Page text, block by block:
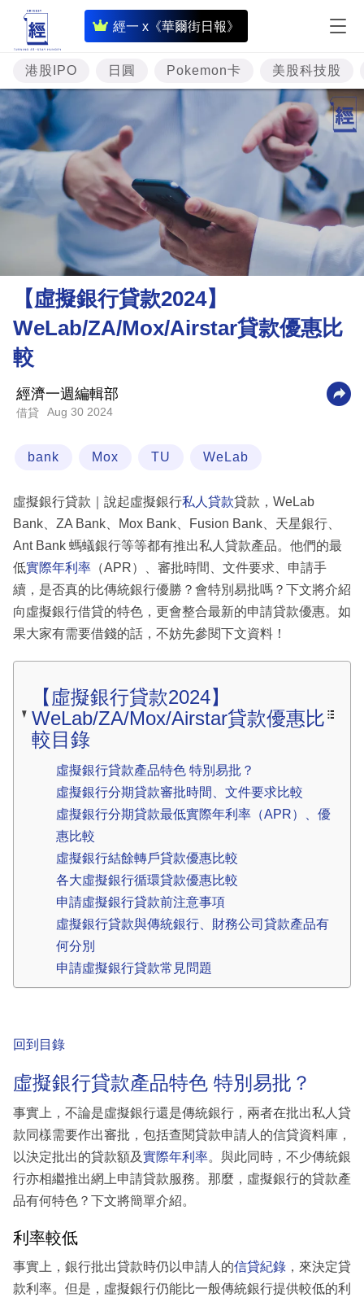
經一 x《華爾街日報》
即
時
財
經
題
投
資
樓
市
理
財
商
科
技
場
生
活
時
事
專
區
港股IPO 日圓 Pokemon卡 美股科技股
【虛擬銀行貸款2024】
WeLab/ZA/Mox/Airstar貸款優惠比
較
經濟一週編輯部
借貸 Aug 30 2024
bank Mox TU WeLab
虛擬銀行貸款｜說起虛擬銀行私人貸款貸款，WeLab
Bank、ZA Bank、Mox Bank、Fusion Bank、天星銀行、
Ant Bank 螞蟻銀行等等都有推出私人貸款產品。他們的最
低實際年利率 （APR）、審批時間、文件要求、申請手
續，是否真的比傳統銀行優勝？會特別易批嗎？下文將介紹
向虛擬銀行借貸的特色，更會整合最新的申請貸款優惠。如
果大家有需要借錢的話，不妨先參閱下文資料！
【虛擬銀行貸款2024】
WeLab/ZA/Mox/Airstar貸款優惠比
較目錄
虛擬銀行貸款產品特色 特別易批？
虛擬銀行分期貸款審批時間、文件要求比較
虛擬銀行分期貸款最低實際年利率（APR）、優
惠比較
虛擬銀行結餘轉戶貸款優惠比較
各大虛擬銀行循環貸款優惠比較
申請虛擬銀行貸款前注意事項
虛擬銀行貸款與傳統銀行、財務公司貸款產品有
何分別
申請虛擬銀行貸款常見問題
回到目錄
虛擬銀行貸款產品特色 特別易批？
事實上，不論是虛擬銀行還是傳統銀行，兩者在批出私人貸
款同樣需要作出審批，包括查閱貸款申請人的信貸資料庫，
以決定批出的貸款額及實際年利率。與此同時，不少傳統銀
行亦相繼推出網上申請貸款服務。那麼，虛擬銀行的貸款產
品有何特色？下文將簡單介紹。
利率較低
事實上，銀行批出貸款時仍以申請人的信貸紀錄 ，來決定貸
款利率。但是，虛擬銀行仍能比一般傳統銀行提供較低的利